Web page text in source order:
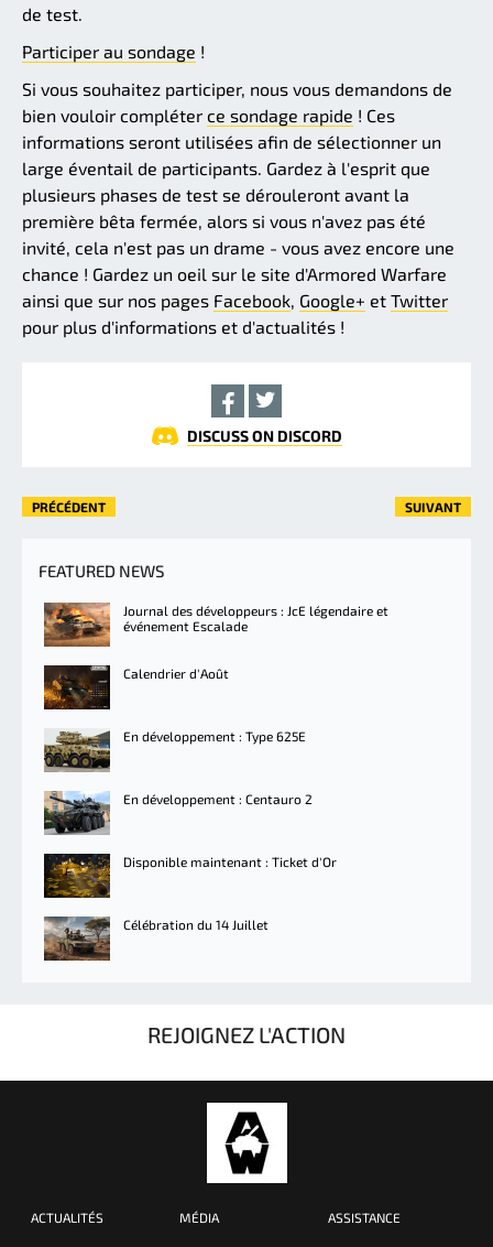
de test.
Participer au sondage !
Si vous souhaitez participer, nous vous demandons de
bien vouloir compléter ce sondage rapide ! Ces
informations seront utilisées afin de sélectionner un
large éventail de participants. Gardez à l'esprit que
plusieurs phases de test se dérouleront avant la
première bêta fermée, alors si vous n'avez pas été
invité, cela n'est pas un drame - vous avez encore une
chance ! Gardez un oeil sur le site d'Armored Warfare
ainsi que sur nos pages Facebook, Google+ et Twitter
pour plus d'informations et d'actualités !
DISCUSS ON DISCORD
PRÉCÉDENT SUIVANT
FEATURED NEWS
Journal des développeurs : JcE légendaire et
événement Escalade
Calendrier d'Août
En développement : Type 625E
En développement : Centauro 2
Disponible maintenant : Ticket d'Or
Célébration du 14 Juillet
REJOIGNEZ L'ACTION
ACTUALITÉS MÉDIA ASSISTANCE